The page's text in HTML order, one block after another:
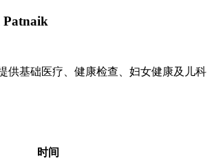
供基础医疗、健康检查、妇女健康及儿科
时间